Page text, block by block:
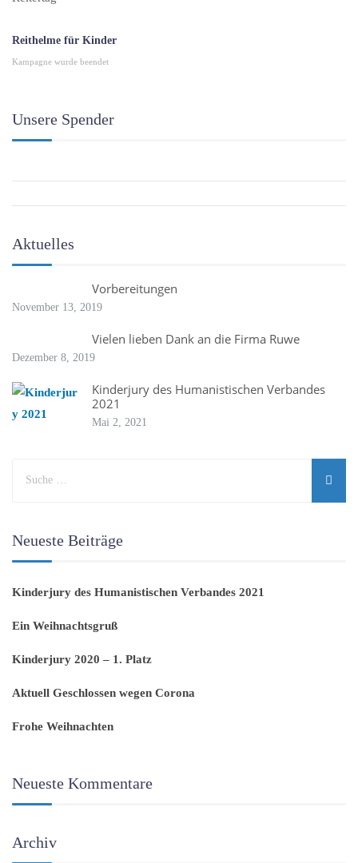
Reithelme für Kinder
Kampagne wurde beendet
Unsere Spender
Aktuelles
Vorbereitungen
November 13, 2019
Vielen lieben Dank an die Firma Ruwe
Dezember 8, 2019
Kinderjury des Humanistischen Verbandes
2021
Mai 2, 2021
Neueste Beiträge
Kinderjury des Humanistischen Verbandes 2021
Ein Weihnachtsgruß
Kinderjury 2020 – 1. Platz
Aktuell Geschlossen wegen Corona
Frohe Weihnachten
Neueste Kommentare
Archiv